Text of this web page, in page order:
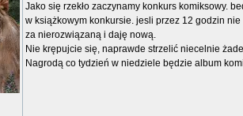
Jako się rzekło zaczynamy konkurs komiksowy.
w książkowym konkursie. jesli przez 12 godzin
za nierozwiązaną i daję nową.
Nie krępujcie się, naprawde strzelić niecelnie
Nagrodą co tydzień w niedziele będzie album